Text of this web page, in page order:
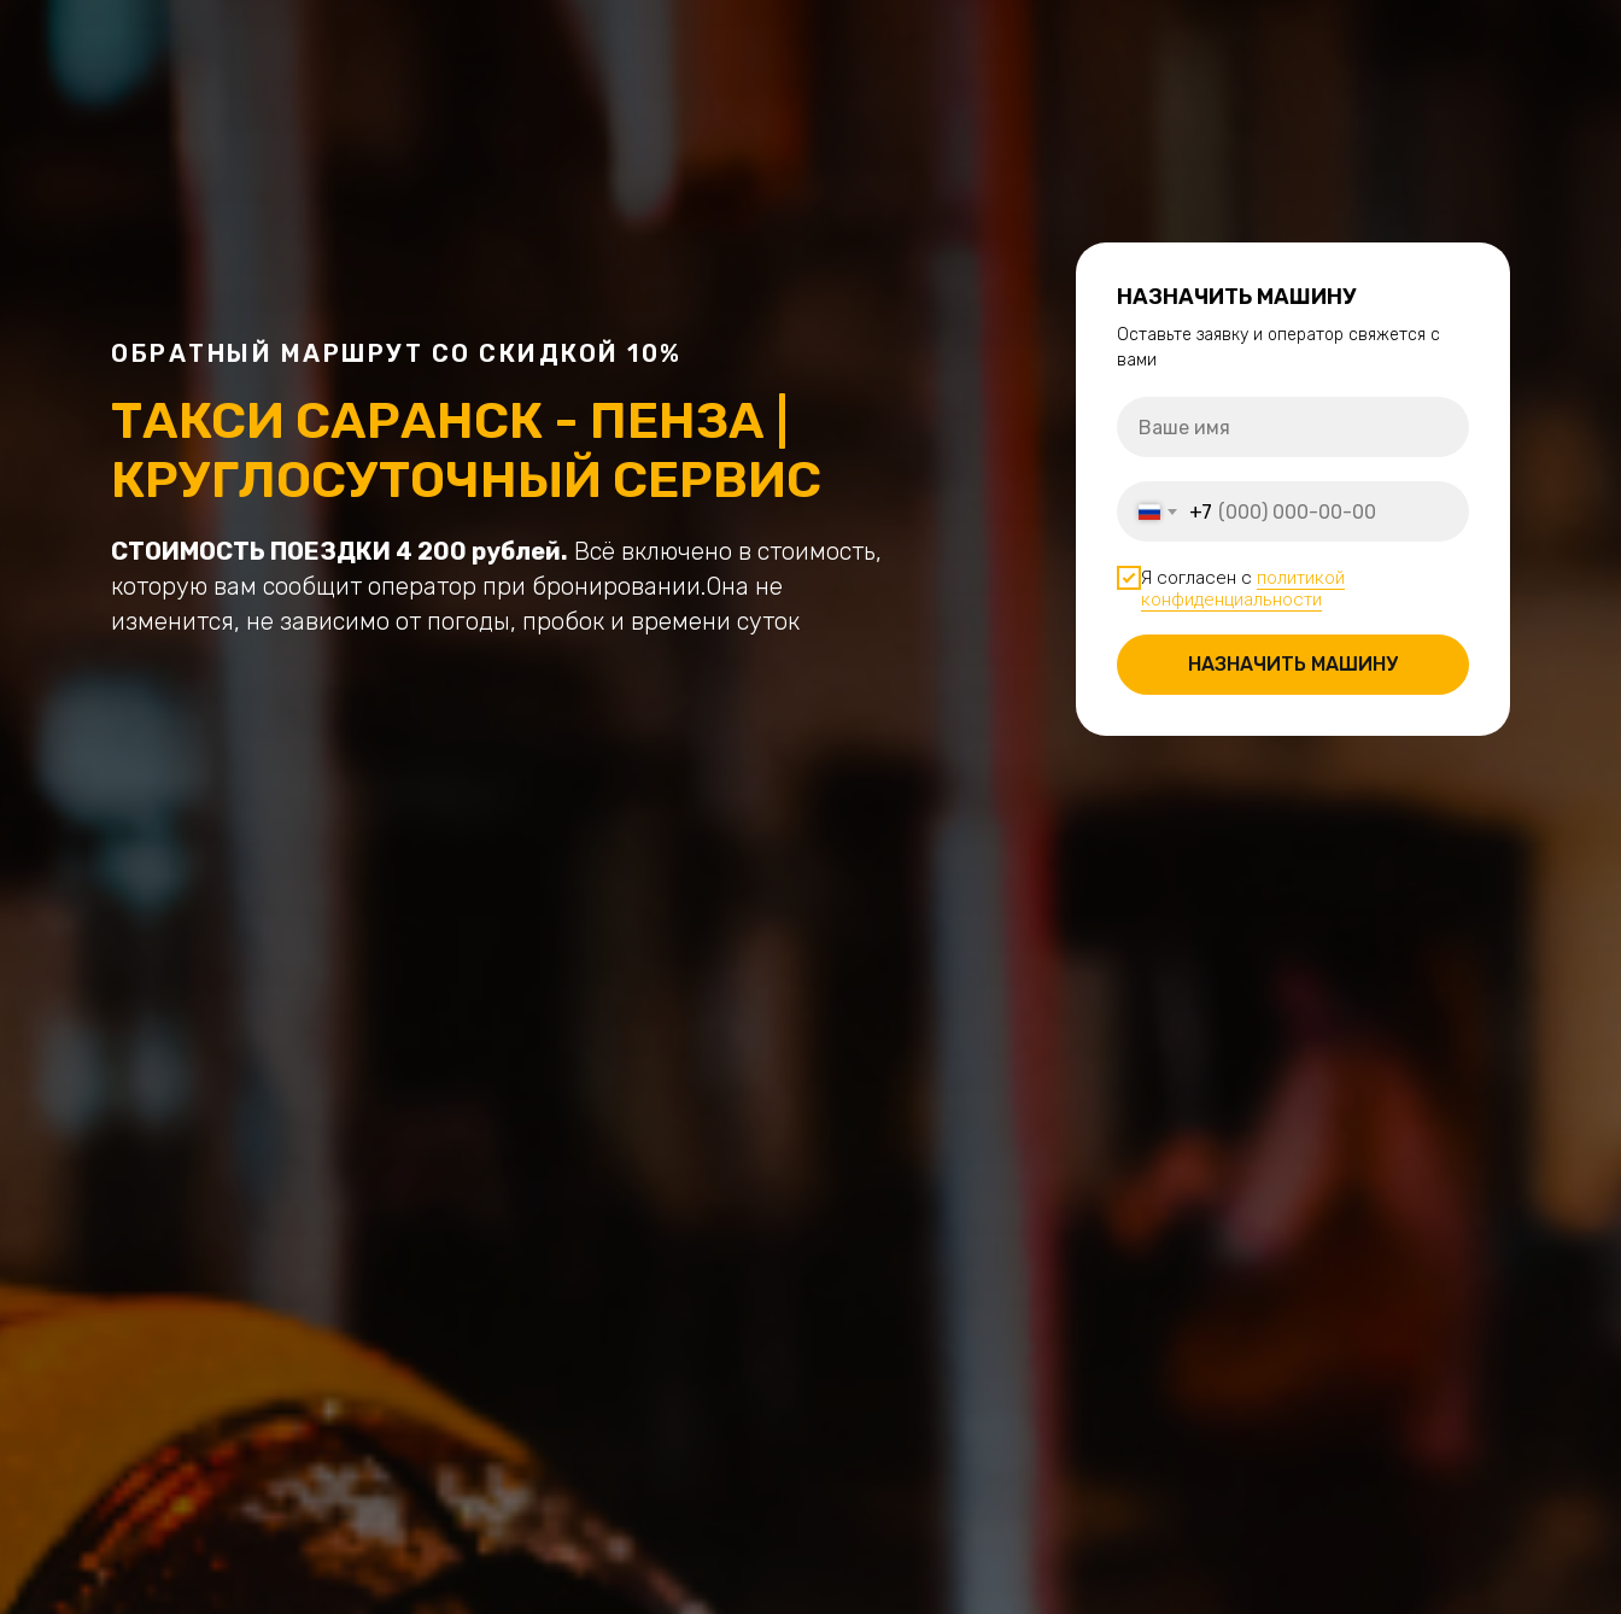
ОБРАТНЫЙ МАРШРУТ СО СКИДКОЙ 10%
ТАКСИ САРАНСК - ПЕНЗА |
КРУГЛОСУТОЧНЫЙ СЕРВИС
СТОИМОСТЬ ПОЕЗДКИ 4 200 рублей. Всё включено в стоимость,
которую вам сообщит оператор при бронировании.Она не
изменится, не зависимо от погоды, пробок и времени суток
НАЗНАЧИТЬ МАШИНУ
Оставьте заявку и оператор свяжется с
вами
+7
Я согласен с политикой
конфиденциальности
НАЗНАЧИТЬ МАШИНУ